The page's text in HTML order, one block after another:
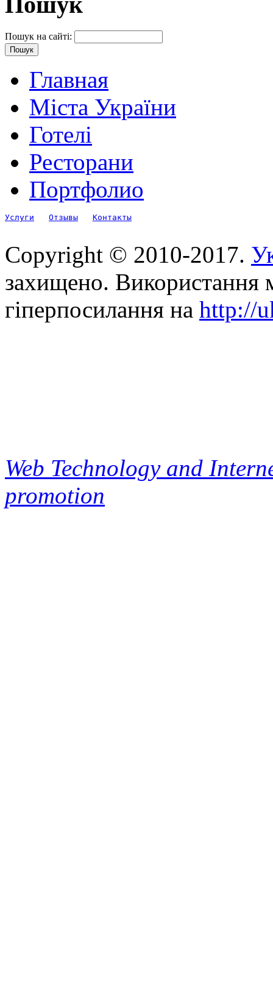
Пошук на сайті:
Главная
Міста України
Готелі
Ресторани
Портфолио
Услуги Отзывы Контакты
Copyright © 2010-2017.
захищено. Використання
гіперпосилання на http://
Web Technology and
promotion